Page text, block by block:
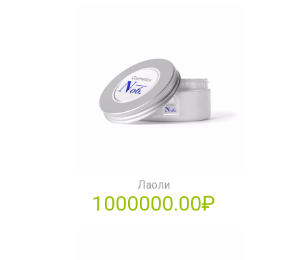
Лаоли
1000000.00₽